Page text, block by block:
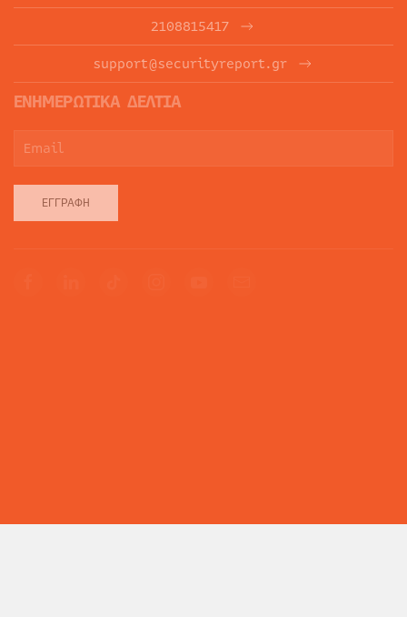
2108815417
support@securityreport.gr
ΕΝΗΜΕΡΩΤΙΚΑ ΔΕΛΤΙΑ
ΕΓΓΡΑΦΉ